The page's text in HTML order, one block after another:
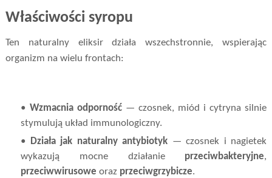
Właściwości syropu
Ten naturalny eliksir działa wszechstronnie, wspierając
organizm na wielu frontach:
• Wzmacnia odporność— czosnek, miód i cytryna silnie
stymulują układ immunologiczny.
• Działa jak naturalny antybiotyk — czosnek i nagietek
wykazują mocne działanie przeciwbakteryjne,
przeciwwirusowe oraz przeciwgrzybicze.